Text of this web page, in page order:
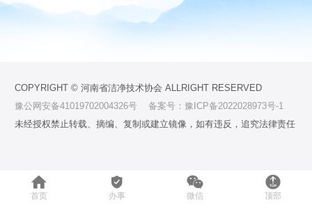
COPYRIGHT © 河南省洁净技术协会 ALLRIGHT RESERVED
豫公网安备41019702004326号
备案号：豫ICP备2022028973号-1
未经授权禁止转载、摘编、复制或建立镜像，如有违反，追究法律责任

首页

办事

微信

顶部